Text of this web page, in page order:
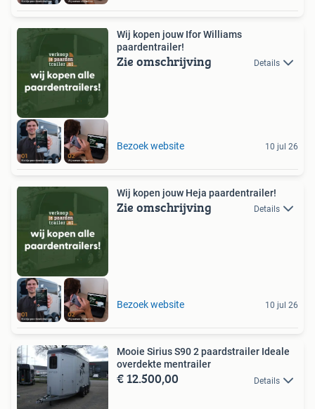
Wij kopen jouw Ifor Williams
paardentrailer!
Zie omschrijving Details
Bezoek website 10 jul 26
Wij kopen jouw Heja paardentrailer!
Zie omschrijving Details
Bezoek website 10 jul 26
Mooie Sirius S90 2 paardstrailer Ideale
overdekte mentrailer
€ 12.500,00 Details